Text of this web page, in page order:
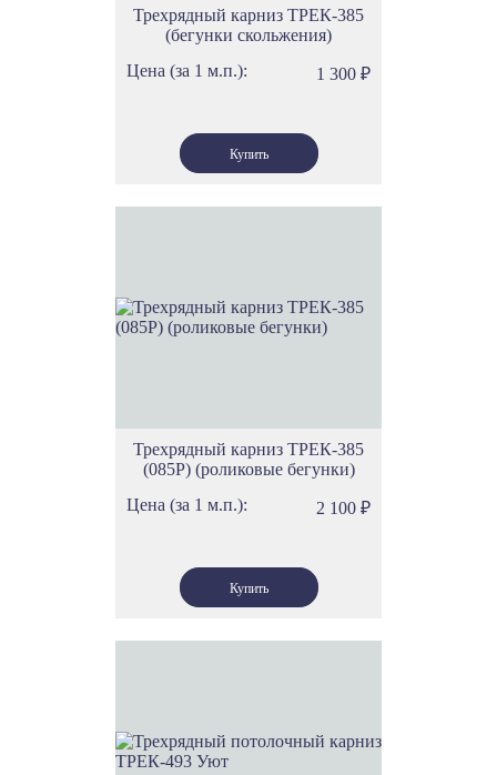
Трехрядный карниз ТРЕК-385
(бегунки скольжения)
Цена (за 1 м.п.):
1 300 ₽
Трехрядный карниз ТРЕК-385
(085Р) (роликовые бегунки)
Цена (за 1 м.п.):
2 100 ₽